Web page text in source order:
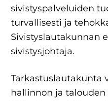
sivistyspalveluiden
turvallisesti ja
Sivistyslautakunnan
sivistysjohtaja.
Tarkastuslautakunta
hallinnon ja